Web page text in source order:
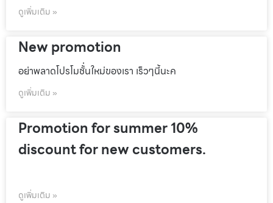
ดูเพิ่มเติม »
New promotion
อย่าพลาดโปรโมชั้่นใหม่ของเรา เร็วๆนี้นะค
ดูเพิ่มเติม »
Promotion for summer 10%
discount for new customers.
ดูเพิ่มเติม »